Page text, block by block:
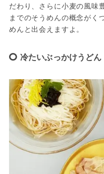
だわり、さらに小麦の風味
までのそうめんの概念がく
めんと出会えますよ。
冷たいぶっかけうどん